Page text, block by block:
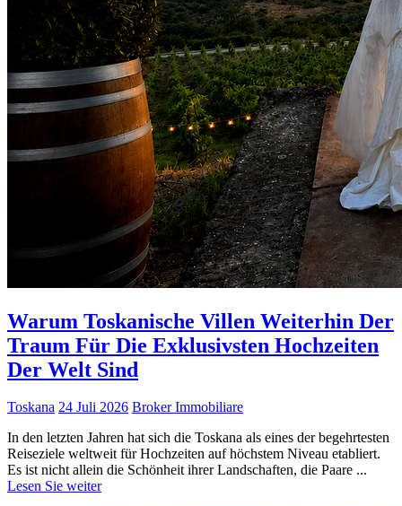
Warum Toskanische Villen Weiterhin Der
Traum Für Die Exklusivsten Hochzeiten
Der Welt Sind
Toskana 24 Juli 2026 Broker Immobiliare
In den letzten Jahren hat sich die Toskana als eines der begehrtesten
Reiseziele weltweit für Hochzeiten auf höchstem Niveau etabliert.
Es ist nicht allein die Schönheit ihrer Landschaften, die Paare ...
Lesen Sie weiter